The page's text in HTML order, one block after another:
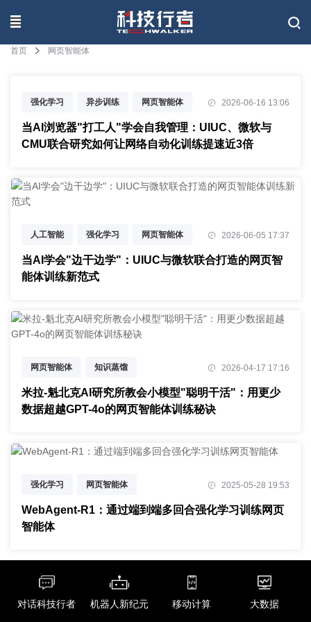
联系我们
首页 网页智能体
强化学习 异步训练 网页智能体 2026-06-16 13:06
当AI浏览器"打工人"学会自我管理：UIUC、微软与
CMU联合研究如何让网络自动化训练提速近3倍
人工智能 强化学习 网页智能体 2026-06-05 17:37
当AI学会"边干边学"：UIUC与微软联合打造的网页智
能体训练新范式
网页智能体 知识蒸馏
合成数据生成
2026-04-17 17:16
米拉-魁北克AI研究所教会小模型"聪明干活"：用更少
数据超越GPT-4o的网页智能体训练秘诀
强化学习 网页智能体
大型语言模型
2025-05-28 19:53
WebAgent-R1：通过端到端多回合强化学习训练网页
智能体
对话科技行者 机器人新纪元 移动计算 大数据